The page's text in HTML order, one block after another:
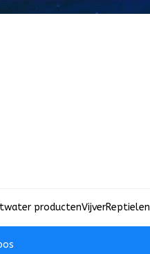
productenVijverReptielen